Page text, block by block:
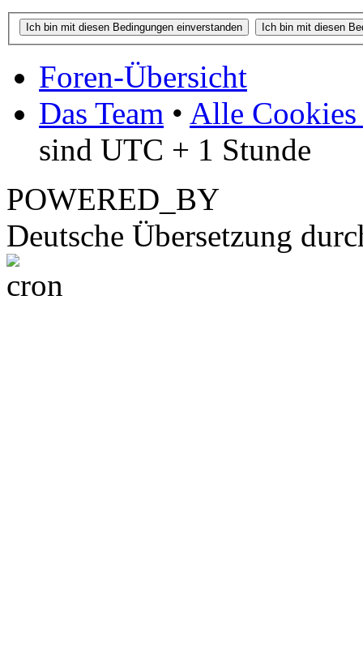
Foren-Übersicht
Das Team • Alle Cookies
sind UTC + 1 Stunde
POWERED_BY
Deutsche Übersetzung